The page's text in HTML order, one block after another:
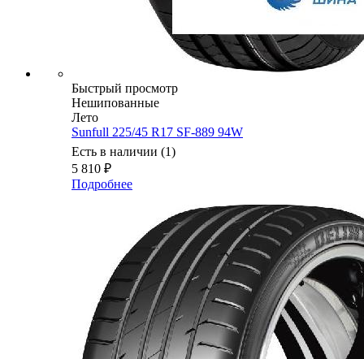
Быстрый просмотр
Нешипованные
Лето
Sunfull 225/45 R17 SF-889 94W
Есть в наличии (1)
5 810 ₽
Подробнее